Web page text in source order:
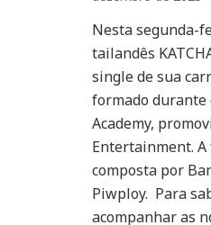
Nesta segunda-
tailandês
single de sua
formado
Academy,
Entertainment. A
composta por
Piwploy. Para
acompanhar as